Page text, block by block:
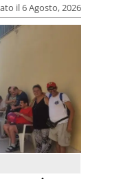
il 6 Agosto, 2026